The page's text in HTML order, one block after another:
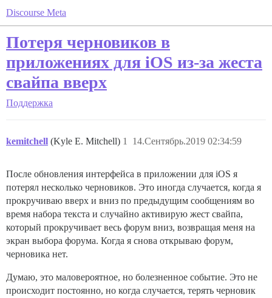
Discourse Meta
Потеря черновиков в
приложениях для iOS из-за жеста
свайпа вверх
Поддержка
kemitchell (Kyle E. Mitchell) 14.Сентябрь.2019 02:34:59
1
После обновления интерфейса в приложении для iOS я
потерял несколько черновиков. Это иногда случается, когда я
прокручиваю вверх и вниз по предыдущим сообщениям во
время набора текста и случайно активирую жест свайпа,
который прокручивает весь форум вниз, возвращая меня на
экран выбора форума. Когда я снова открываю форум,
черновика нет.
Думаю, это маловероятное, но болезненное событие. Это не
происходит постоянно, но когда случается, терять черновик